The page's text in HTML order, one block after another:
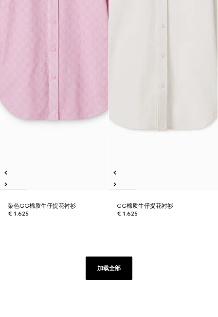
染色GG棉质牛仔提花衬衫
€ 1.625
GG棉质牛仔提花衬衫
€ 1.625
加载全部